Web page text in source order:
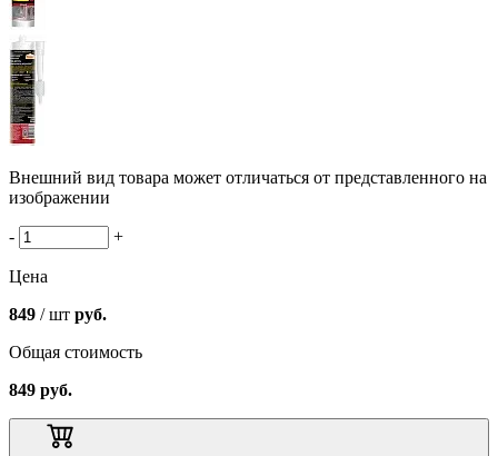
Внешний вид товара может отличаться от представленного на
изображении
- +
Цена
849 / шт руб.
Общая стоимость
849 руб.